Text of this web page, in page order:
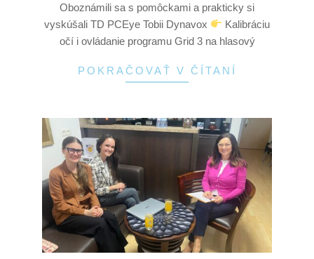
Oboznámili sa s pomôckami a prakticky si
vyskúšali TD PCEye Tobii Dynavox
Kalibráciu
očí i ovládanie programu Grid 3 na hlasový
POKRAČOVAŤ V ČÍTANÍ